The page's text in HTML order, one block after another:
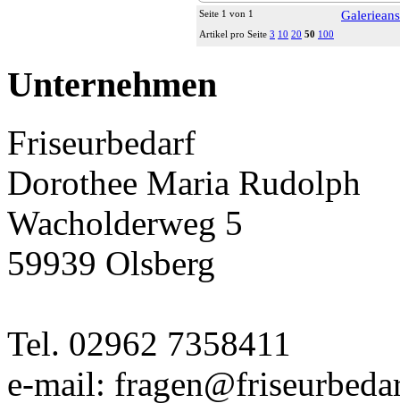
Seite 1 von 1
Artikel pro Seite 3 10 20 50 100
Unternehmen
Friseurbedarf
Dorothee Maria Rudolph
Wacholderweg 5
59939 Olsberg
Tel. 02962 7358411
e-mail: